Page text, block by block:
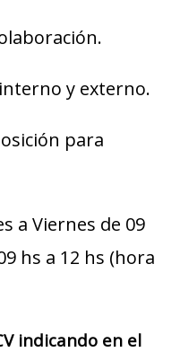
y externo.
para
a Viernes de 09
hs a 12 hs (hora
indicando en el